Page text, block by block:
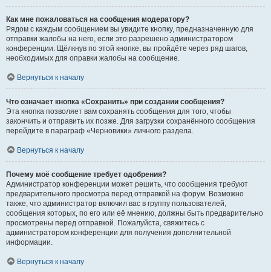
Как мне пожаловаться на сообщения модератору?
Рядом с каждым сообщением вы увидите кнопку, предназначенную для
отправки жалобы на него, если это разрешено администратором
конференции. Щёлкнув по этой кнопке, вы пройдёте через ряд шагов,
необходимых для оправки жалобы на сообщение.
Вернуться к началу
Что означает кнопка «Сохранить» при создании сообщения?
Эта кнопка позволяет вам сохранять сообщения для того, чтобы
закончить и отправить их позже. Для загрузки сохранённого сообщения
перейдите в параграф «Черновики» личного раздела.
Вернуться к началу
Почему моё сообщение требует одобрения?
Администратор конференции может решить, что сообщения требуют
предварительного просмотра перед отправкой на форум. Возможно
также, что администратор включил вас в группу пользователей,
сообщения которых, по его или её мнению, должны быть предварительно
просмотрены перед отправкой. Пожалуйста, свяжитесь с
администратором конференции для получения дополнительной
информации.
Вернуться к началу